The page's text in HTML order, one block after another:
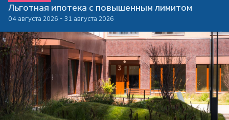
Льготная ипотека с повышенным лимитом
04 августа 2026 - 31 августа 2026